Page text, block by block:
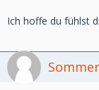
Ich hoffe du fühlst